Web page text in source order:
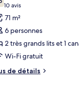
:
sur 10
10 avis
(10 avis)
71 m²
6 personnes
2 très grands lits et 1
Wi-Fi gratuit
de détails